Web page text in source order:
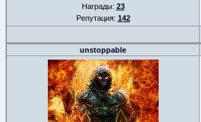
Награды: 23
Репутация: 142
unstoppable